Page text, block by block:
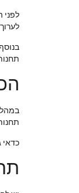
לפני
כדאי